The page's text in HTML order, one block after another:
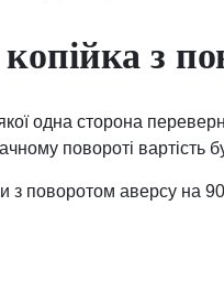
з
одна сторона
повороті вартість
з поворотом аверсу на